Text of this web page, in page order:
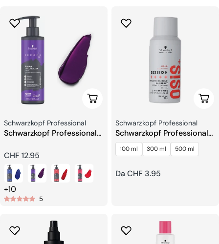
Scegli Le Opzioni
Venditore:
Schwarzkopf Professional
Schwarzkopf Professional
Mask
Prezzo
regolare
CHF 12.95
+10
5
Venditore:
Schwarzkopf Professional
Schwarzkopf Professional
OSIS+ Session Lacca per
Capell
100 ml 300 ml 500 ml
Prezzo
Da CHF 3.95